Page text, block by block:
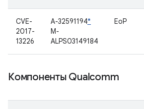
CVE-
2017-
13226
A-32591194*
M-
ALPS03149184
EoP
Компоненты Qualcomm